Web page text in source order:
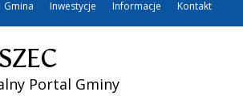
Gmina Inwestycje Informacje Kontakt
Portal Gminy